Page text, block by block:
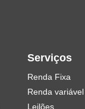
Serviços
Renda Fixa
Renda variável
Leilões